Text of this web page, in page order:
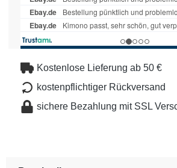
Kostenlose Lieferung ab 50 €
kostenpflichtiger Rückversand
sichere Bezahlung mit SSL